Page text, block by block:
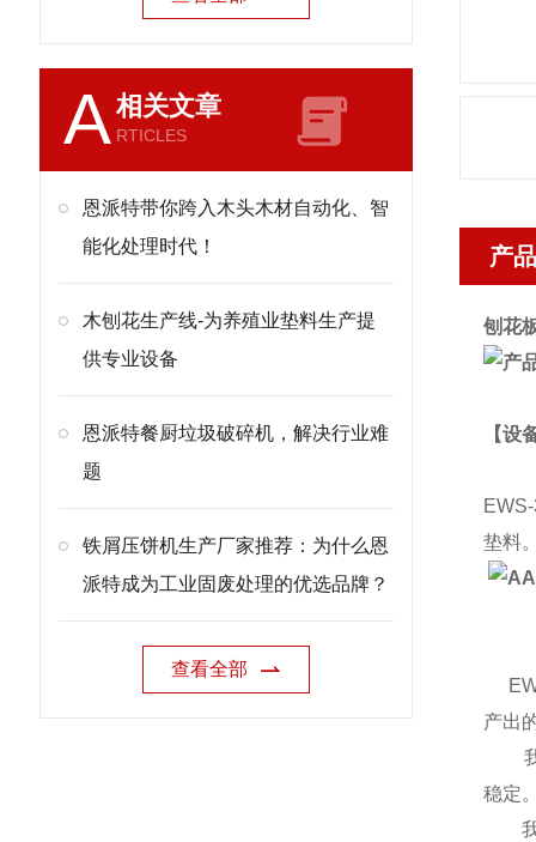
A相关文章
RTICLES
恩派特带你跨入木头木材自动化、智
能化处理时代！
木刨花生产线-为养殖业垫料生产提
供专业设备
恩派特餐厨垃圾破碎机，解决行业难
题
铁屑压饼机生产厂家推荐：为什么恩
派特成为工业固废处理的优选品牌？
查看全部
产
刨花
【设
垫料
产出
我
稳定
我